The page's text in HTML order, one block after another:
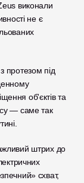
виконали
не є
протезом під
об'єктів та
— саме так
штрих до
схват,